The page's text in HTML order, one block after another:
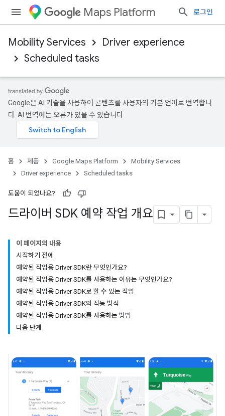
Maps Platform 로그인
Mobility Services
Driver experience
Scheduled tasks
Google은 AI 기술을 사용하여 콘텐츠를 사용자의 기본 언어로 번역합니
다. AI 번역에는 오류가 있을 수 있습니다.
홈 제품 Google Maps Platform
Mobility Services
Driver experience
Scheduled tasks
도움이 되었나요?
드라이버 SDK 예약 작업 개요
이 페이지의 내용
시작하기 전에
예약된 작업용 Driver SDK란 무엇인가요?
예약된 작업용 Driver SDK를 사용하는 이유는 무엇인가요?
예약된 작업용 Driver SDK로 할 수 있는 작업
예약된 작업용 Driver SDK의 작동 방식
예약된 작업용 Driver SDK를 사용하는 방법
다음 단계